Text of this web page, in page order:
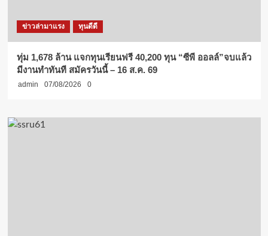
ข่าวล่ามาแรง ทุนดีดี
ทุ่ม 1,678 ล้าน แจกทุนเรียนฟรี 40,200 ทุน “ซีพี ออลล์”จบแล้ว
มีงานทำทันที สมัครวันนี้ – 16 ส.ค. 69
admin 07/08/2026 0